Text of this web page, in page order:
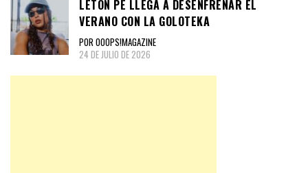
LETÓN PÉ LLEGA A DESENFRENAR EL
VERANO CON LA GOLOTEKA
POR OOOPS!MAGAZINE
24 DE JULIO DE 2026